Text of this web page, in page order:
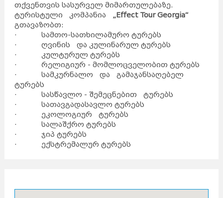
თქვენთვის სასურველ მიმართულებაზე.
ტურისტული კომპანია „Effect Tour Georgia“
გთავაზობთ:
· სამთო-სათხილამურო ტურებს
· ღვინის და კულინარულ ტურებს
· კულტურულ ტურებს
· რელიგიურ - მომლოცველობით ტურებს
· სამკურნალო და გამაჯანსაღებელ
ტურებს
· სასწავლო - შემეცნებით ტურებს
· სათავგადასავლო ტურებს
· ეკოლოგიურ ტურებს
· სალაშქრო ტურებს
· ჯიპ ტურებს
· ექსტრემალურ ტურებს